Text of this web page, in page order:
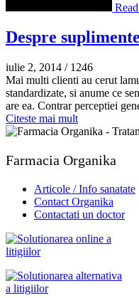
Despre
iulie 2, 2014 / 1246
Mai multi clienti au cerut
standardizate, si anume ce
are ea. Contrar perceptiei
Citeste mai mult
Farmacia Organika
Articole / Info sanatate
Contact Organika
Contactati un doctor